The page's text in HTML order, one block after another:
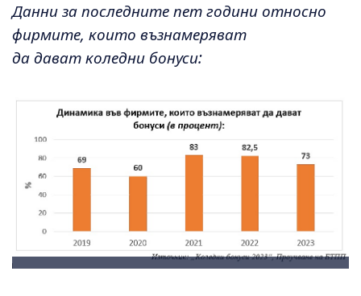
Данни за последните пет години относно
фирмите, които възнамеряват
да дават коледни бонуси: